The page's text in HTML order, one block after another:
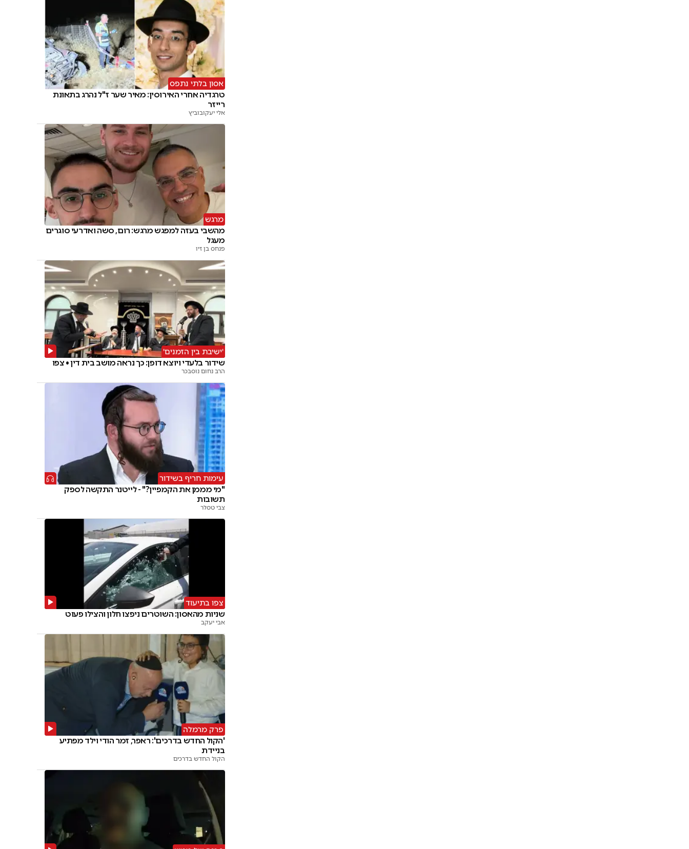
אסון בלתי נתפס
טרגדיה אחרי האירוסין: מאיר שער ז"ל נהרג בתאונת
רייזר
אלי יעקובוביץ
מרגש
מהשבי בעזה למפגש מרגש: רום, סשה ואדרעי סוגרים
מעגל
פנחס בן זיו
'ישיבת בין הזמנים'
שידור בלעדי ויוצא דופן: כך נראה מושב בית דין • צפו
הרב נחום נוסבכר
עימות חריף בשידור
"מי מממן את הקמפיין?" - לייטנר התקשה לספק
תשובות
צבי טסלר
צפו בתיעוד
שניות מהאסון: השוטרים ניפצו חלון והצילו פעוט
אבי יעקב
פרק מרמלה
'הקול החדש בדרכים': ראפר, זמר הודי וילד מפתיע
בניידת
הקול החדש בדרכים